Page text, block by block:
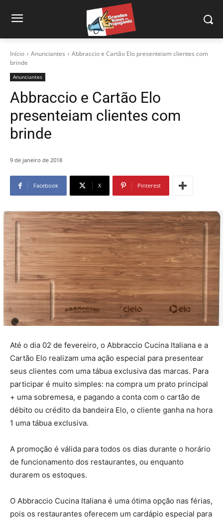
Início Anunciantes
Abbraccio e Cartão Elo presenteiam clientes com
brinde
Anunciantes
Abbraccio e Cartão Elo
presenteiam clientes com
brinde
9 de janeiro de 2018
Facebook X Pinterest
Até o dia 02 de fevereiro, o Abbraccio Cucina Italiana e a
Cartão Elo realizam uma ação especial para presentear
seus clientes com uma tábua exclusiva das marcas. Para
participar é muito simples: na compra um prato principal
+ uma sobremesa, e pagando a conta com o cartão de
débito ou crédito da bandeira Elo, o cliente ganha na hora
1 uma tábua exclusiva.
A promoção é válida para todos os dias durante o horário
de funcionamento dos restaurantes, ou enquanto
durarem os estoques.
O Abbraccio Cucina Italiana é uma ótima opção nas férias,
pois os restaurantes oferecem um cardápio especial para